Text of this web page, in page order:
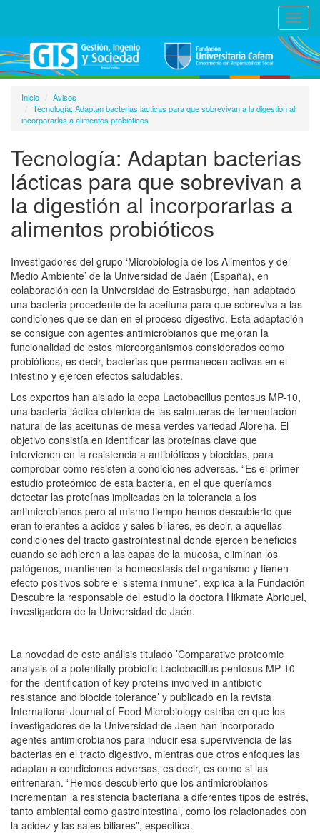
Inicio
Avisos
Tecnología: Adaptan bacterias lácticas para que sobrevivan a la digestión al
incorporarlas a alimentos probióticos
Tecnología: Adaptan bacterias
lácticas para que sobrevivan a
la digestión al incorporarlas a
alimentos probióticos
Investigadores del grupo ‘Microbiología de los Alimentos y del
Medio Ambiente’ de la Universidad de Jaén (España), en
colaboración con la Universidad de Estrasburgo, han adaptado
una bacteria procedente de la aceituna para que sobreviva a las
condiciones que se dan en el proceso digestivo. Esta adaptación
se consigue con agentes antimicrobianos que mejoran la
funcionalidad de estos microorganismos considerados como
probióticos, es decir, bacterias que permanecen activas en el
intestino y ejercen efectos saludables.
Los expertos han aislado la cepa Lactobacillus pentosus MP-10,
una bacteria láctica obtenida de las salmueras de fermentación
natural de las aceitunas de mesa verdes variedad Aloreña. El
objetivo consistía en identificar las proteínas clave que
intervienen en la resistencia a antibióticos y biocidas, para
comprobar cómo resisten a condiciones adversas. “Es el primer
estudio proteómico de esta bacteria, en el que queríamos
detectar las proteínas implicadas en la tolerancia a los
antimicrobianos pero al mismo tiempo hemos descubierto que
eran tolerantes a ácidos y sales biliares, es decir, a aquellas
condiciones del tracto gastrointestinal donde ejercen beneficios
cuando se adhieren a las capas de la mucosa, eliminan los
patógenos, mantienen la homeostasis del organismo y tienen
efecto positivos sobre el sistema inmune”, explica a la Fundación
Descubre la responsable del estudio la doctora Hikmate Abriouel,
investigadora de la Universidad de Jaén.
La novedad de este análisis titulado ’Comparative proteomic
analysis of a potentially probiotic Lactobacillus pentosus MP-10
for the identification of key proteins involved in antibiotic
resistance and biocide tolerance’ y publicado en la revista
International Journal of Food Microbiology estriba en que los
investigadores de la Universidad de Jaén han incorporado
agentes antimicrobianos para inducir esa supervivencia de las
bacterias en el tracto digestivo, mientras que otros enfoques las
adaptan a condiciones adversas, es decir, es como si las
entrenaran. “Hemos descubierto que los antimicrobianos
incrementan la resistencia bacteriana a diferentes tipos de estrés,
tanto ambiental como gastrointestinal, como los relacionados con
la acidez y las sales biliares”, especifica.